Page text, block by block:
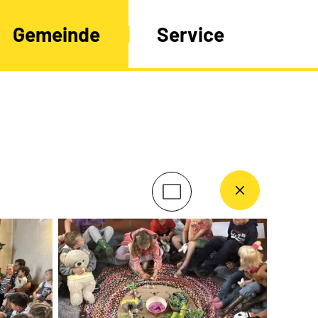
Gemeinde Service